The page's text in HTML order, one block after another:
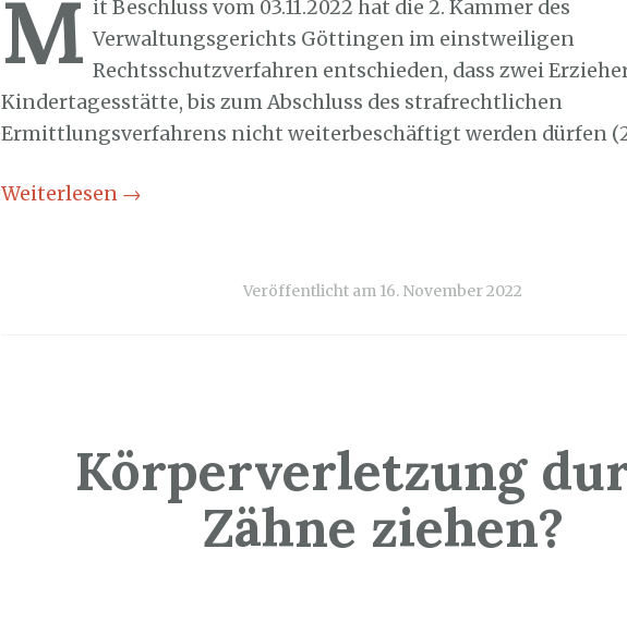
M it Beschluss vom 03.11.2022 hat die 2. Kammer des
Verwaltungsgerichts Göttingen im einstweiligen
Rechtsschutzverfahren entschieden, dass zwei
Kindertagesstätte, bis zum Abschluss des strafrechtlichen
Ermittlungsverfahrens nicht weiterbeschäftigt werden dürfen (2
Weiterlesen →
Veröffentlicht am 16. November 2022
Körperverletzung
Zähne ziehen?